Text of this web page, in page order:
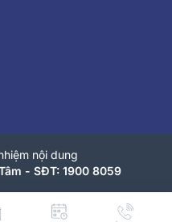
nội dung
- SĐT: 1900 8059